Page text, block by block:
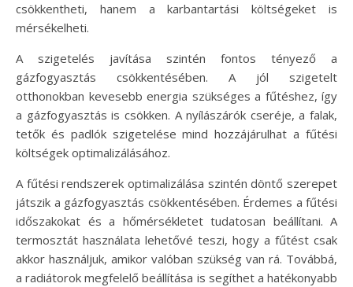
csökkentheti, hanem a karbantartási költségeket is
mérsékelheti.
A szigetelés javítása szintén fontos tényező a
gázfogyasztás csökkentésében. A jól szigetelt
otthonokban kevesebb energia szükséges a fűtéshez, így
a gázfogyasztás is csökken. A nyílászárók cseréje, a falak,
tetők és padlók szigetelése mind hozzájárulhat a fűtési
költségek optimalizálásához.
A fűtési rendszerek optimalizálása szintén döntő szerepet
játszik a gázfogyasztás csökkentésében. Érdemes a fűtési
időszakokat és a hőmérsékletet tudatosan beállítani. A
termosztát használata lehetővé teszi, hogy a fűtést csak
akkor használjuk, amikor valóban szükség van rá. Továbbá,
a radiátorok megfelelő beállítása is segíthet a hatékonyabb